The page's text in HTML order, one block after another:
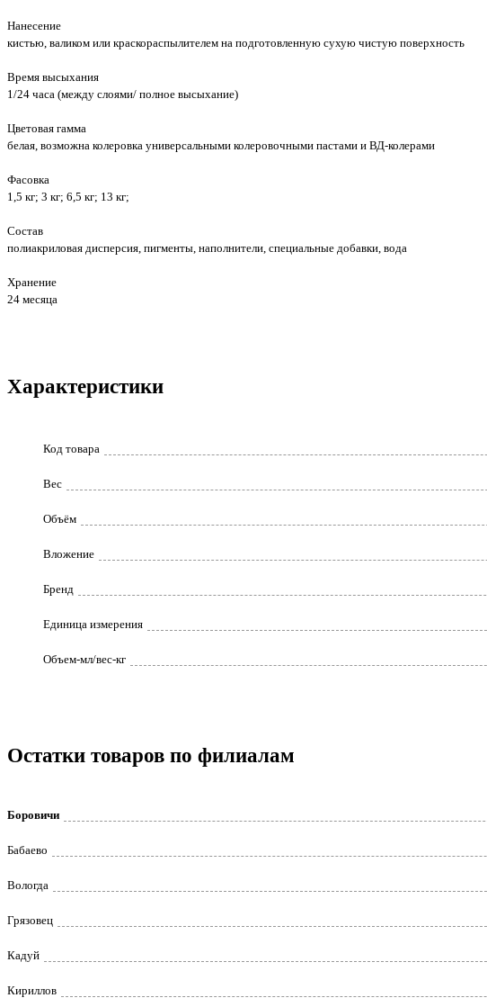
Нанесение
кистью, валиком или краскораспылителем на подготовленную сухую чистую поверхность
Время высыхания
1/24 часа (между слоями/ полное высыхание)
Цветовая гамма
белая, возможна колеровка универсальными колеровочными пастами и ВД-колерами
Фасовка
1,5 кг; 3 кг; 6,5 кг; 13 кг;
Состав
полиакриловая дисперсия, пигменты, наполнители, специальные добавки, вода
Хранение
24 месяца
Характеристики
Код товара
Вес
Объём
Вложение
Бренд
Единица измерения
Объем-мл/вес-кг
Остатки товаров по филиалам
Боровичи
Бабаево
Вологда
Грязовец
Кадуй
Кириллов